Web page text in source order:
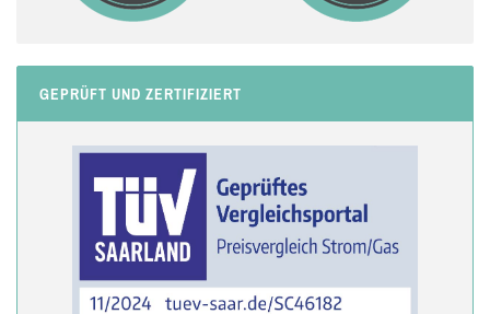
GEPRÜFT UND ZERTIFIZIERT